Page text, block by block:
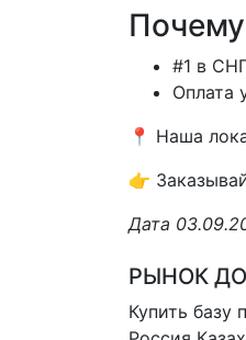
#1 в
Оплата
📍 Наша
👉
Дата
РЫНОК
Купить базу